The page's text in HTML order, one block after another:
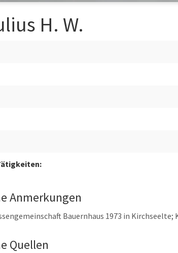
H. W.
Anmerkungen
Bauernhaus 1973 in
Quellen